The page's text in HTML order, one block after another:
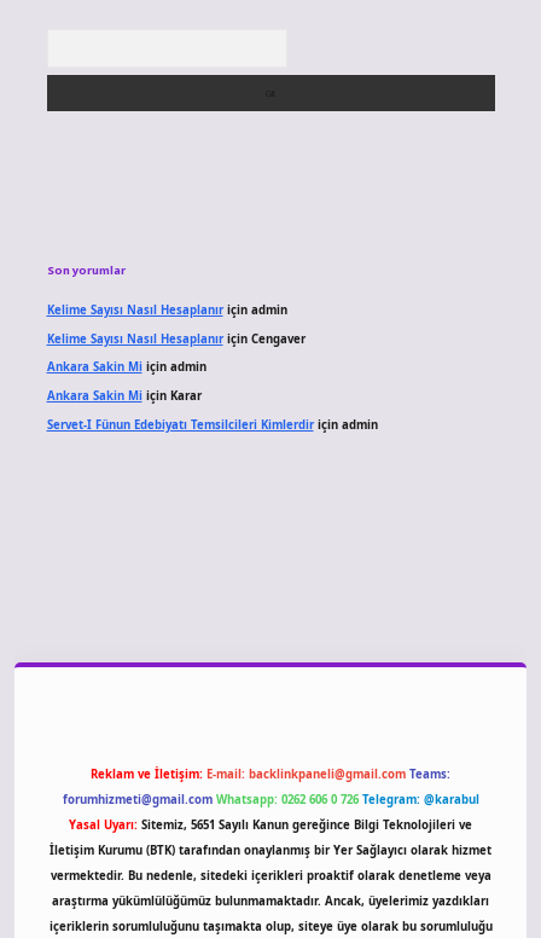
Son yorumlar
Kelime Sayısı Nasıl Hesaplanıriçin admin
Kelime Sayısı Nasıl Hesaplanıriçin Cengaver
Ankara Sakin Miiçin admin
Ankara Sakin Miiçin Karar
Servet-I Fünun Edebiyatı Temsilcileri Kimlerdiriçin admin
Reklam ve İletişim: E-mail: backlinkpaneli@gmail.com Teams:
forumhizmeti@gmail.com Whatsapp: 0262 606 0 726 Telegram: @karabul
Yasal Uyarı: Sitemiz, 5651 Sayılı Kanun gereğince Bilgi Teknolojileri ve
İletişim Kurumu (BTK) tarafından onaylanmış bir Yer Sağlayıcı olarak hizmet
vermektedir. Bu nedenle, sitedeki içerikleri proaktif olarak denetleme veya
araştırma yükümlülüğümüz bulunmamaktadır. Ancak, üyelerimiz yazdıkları
içeriklerin sorumluluğunu taşımakta olup, siteye üye olarak bu sorumluluğu